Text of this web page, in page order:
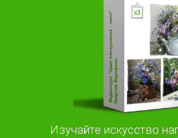
Изучайте искусство